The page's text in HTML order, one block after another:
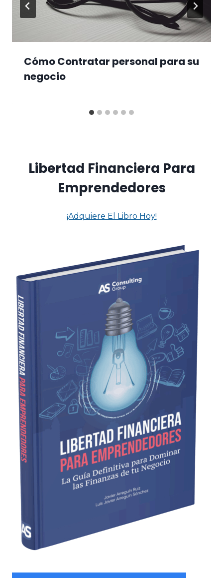
Cómo Contratar personal para su
negocio
Libertad Financiera Para
Emprendedores
¡Adquiere El Libro Hoy!